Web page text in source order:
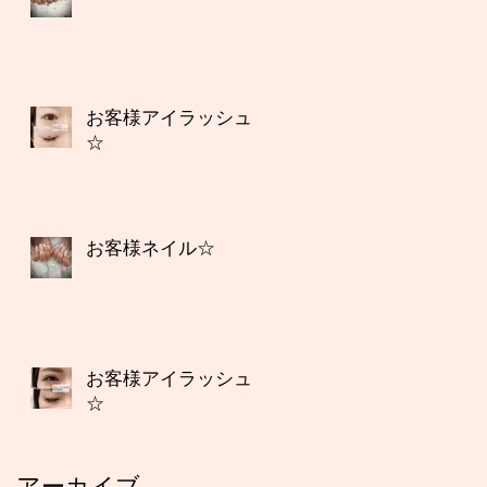
お客様アイラッシュ
☆
お客様ネイル☆
お客様アイラッシュ
☆